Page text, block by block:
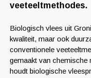
veeteeltmethodes.
Biologisch vlees uit
kwaliteit, maar ook
conventionele
gemaakt van chemische
houdt biologische